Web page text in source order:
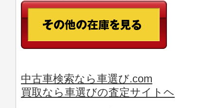
中古車検索なら車選び.com
買取なら車選びの査定サイトヘ